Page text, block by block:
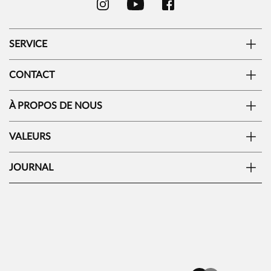
SERVICE
CONTACT
À PROPOS DE NOUS
VALEURS
JOURNAL